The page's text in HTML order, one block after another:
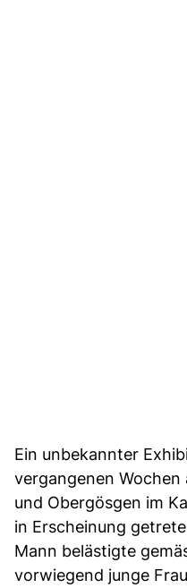
Ein unbekannter
vergangenen Wochen
und Obergösgen im
in Erscheinung
Mann belästigte
vorwiegend junge